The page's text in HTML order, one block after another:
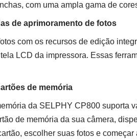
com uma ampla gama de
de aprimoramento de fotos
com os recursos de edição
LCD da impressora. Essas
de memória
da SELPHY CP800 suporta
de memória da sua câmera,
escolher suas fotos e começar